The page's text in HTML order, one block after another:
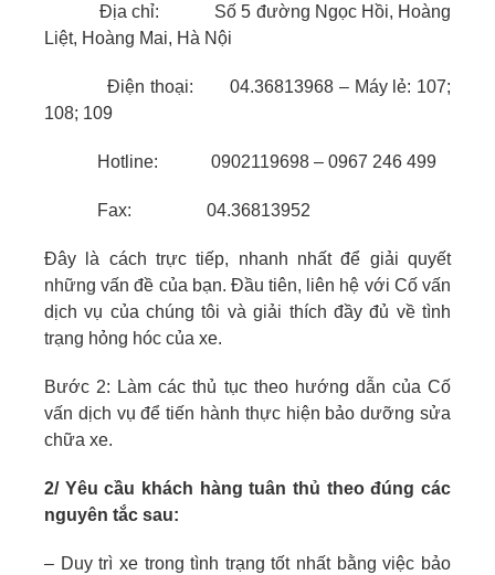
Địa chỉ: Số 5 đường Ngọc Hồi, Hoàng
Liệt, Hoàng Mai, Hà Nội
Điện thoại: 04.36813968 – Máy lẻ: 107;
108; 109
Hotline: 0902119698 – 0967 246 499
Fax: 04.36813952
Ðây là cách trực tiếp, nhanh nhất để giải quyết
những vấn đề của bạn. Ðầu tiên, liên hệ với Cố vấn
dịch vụ của chúng tôi và giải thích đầy đủ về tình
trạng hỏng hóc của xe.
Bước 2: Làm các thủ tục theo hướng dẫn của Cố
vấn dịch vụ để tiến hành thực hiện bảo dưỡng sửa
chữa xe.
2/ Yêu cầu khách hàng tuân thủ theo đúng các
nguyên tắc sau:
– Duy trì xe trong tình trạng tốt nhất bằng việc bảo